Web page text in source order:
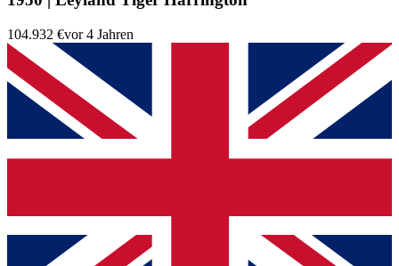
104.932 €vor 4 Jahren